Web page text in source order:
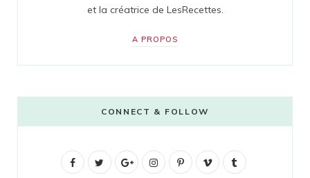
et la créatrice de LesRecettes.
A PROPOS
CONNECT & FOLLOW
F
G
I
P
V